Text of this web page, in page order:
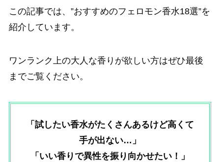
この記事では、”おすすめのフェロモン香水18選”を
紹介しています。
ワンランク上の大人な香りが欲しい方はぜひ最後
までご覧ください。
「試したい香水がたくさんあるけど高くて
手が出ない…」
「いい香りで異性を振り向かせたい！」